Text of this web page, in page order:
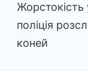
поліція
коней